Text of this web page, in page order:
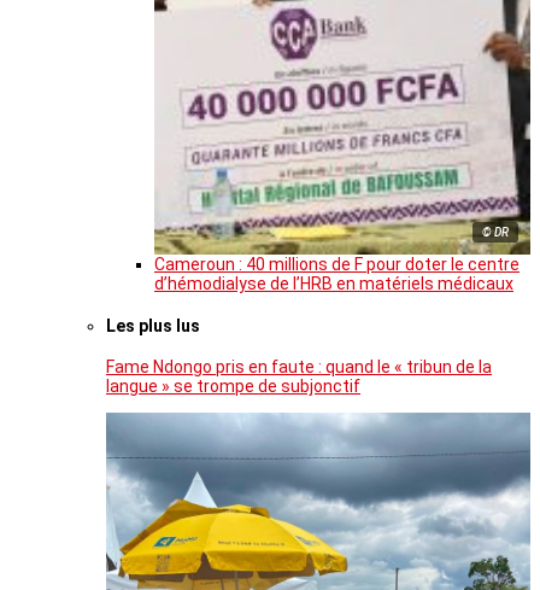
© DR
Cameroun : 40 millions de F pour doter le centre
d’hémodialyse de l’HRB en matériels médicaux
Les plus lus
Fame Ndongo pris en faute : quand le « tribun de la
langue » se trompe de subjonctif